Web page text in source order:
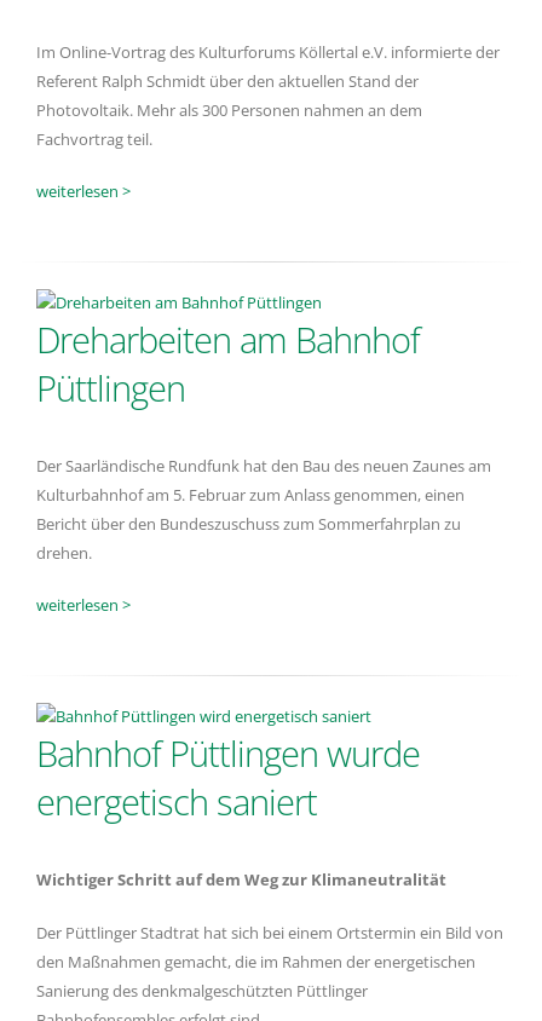
Im Online-Vortrag des Kulturforums Köllertal e.V. informierte der
Referent Ralph Schmidt über den aktuellen Stand der
Photovoltaik. Mehr als 300 Personen nahmen an dem
Fachvortrag teil.
weiterlesen >
Dreharbeiten am Bahnhof
Püttlingen
Der Saarländische Rundfunk hat den Bau des neuen Zaunes am
Kulturbahnhof am 5. Februar zum Anlass genommen, einen
Bericht über den Bundeszuschuss zum Sommerfahrplan zu
drehen.
weiterlesen >
Bahnhof Püttlingen wurde
energetisch saniert
Wichtiger Schritt auf dem Weg zur Klimaneutralität
Der Püttlinger Stadtrat hat sich bei einem Ortstermin ein Bild von
den Maßnahmen gemacht, die im Rahmen der energetischen
Sanierung des denkmalgeschützten Püttlinger